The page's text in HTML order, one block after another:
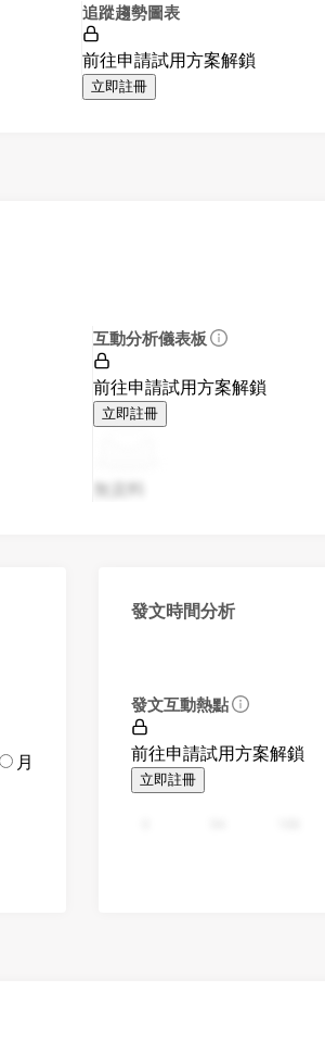
追蹤趨勢圖表
前往申請試用方案解鎖
立即註冊
互動分析儀表板
前往申請試用方案解鎖
立即註冊
無資料
月
發文時間分析
發文互動熱點
前往申請試用方案解鎖
立即註冊